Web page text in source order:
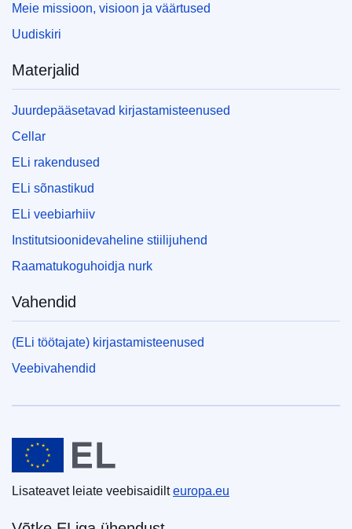
Meie missioon, visioon ja väärtused
Uudiskiri
Materjalid
Juurdepääsetavad kirjastamisteenused
Cellar
ELi rakendused
ELi sõnastikud
ELi veebiarhiiv
Institutsioonidevaheline stiilijuhend
Raamatukoguhoidja nurk
Vahendid
(ELi töötajate) kirjastamisteenused
Veebivahendid
Euroopa Liit
Lisateavet leiate veebisaidilteuropa.eu